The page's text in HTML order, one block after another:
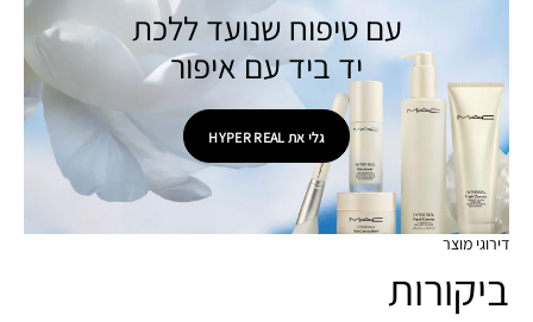
עם טיפוח שנועד ללכת
יד ביד עם איפור
גלי את HYPER REAL
דירוגי מוצר
ביקורות